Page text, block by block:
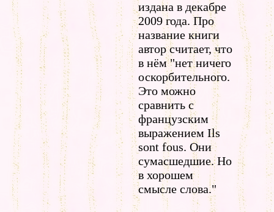
издана в декабре
2009 года. Про
название книги
автор считает, что
в нём "нет ничего
оскорбительного.
Это можно
сравнить с
французским
выражением Ils
sont fous. Они
сумасшедшие. Но
в хорошем
смысле слова."